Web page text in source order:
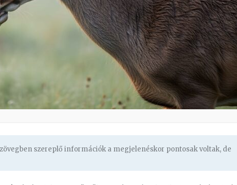
szereplő információk a megjelenéskor pontosak voltak, de